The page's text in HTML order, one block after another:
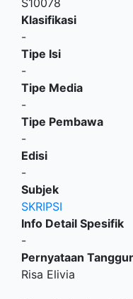
S10078
Klasifikasi
-
Tipe Isi
-
Tipe Media
-
Tipe Pembawa
-
Edisi
-
Subjek
SKRIPSI
Info Detail Spesifik
-
Pernyataan
Risa Elivia